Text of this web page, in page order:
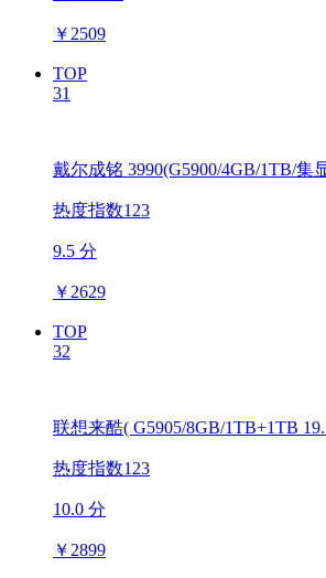
￥ 2509
TOP
31
戴尔成铭 3990(G5900/4GB/1TB/集
热度指数123
9.5 分
￥ 2629
TOP
32
联想来酷( G5905/8GB/1TB+1TB
热度指数123
10.0 分
￥ 2899